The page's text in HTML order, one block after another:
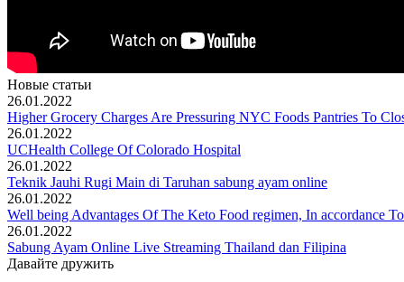
Новые статьи
26.01.2022
Higher Grocery Charges Are Pressuring NYC Foods Pantries To
26.01.2022
UCHealth College Of Colorado Hospital
26.01.2022
Teknik Jauhi Rugi Main di Taruhan sabung ayam online
26.01.2022
Well being Advantages Of The Keto Food regimen, In accordance
26.01.2022
Sabung Ayam Online Live Streaming Thailand dan Filipina
Давайте дружить